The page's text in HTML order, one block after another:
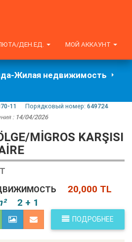
МОЙ АККАУНТ
ДЕН.ЕД.
Жилая недвижимость
11 Порядковый номер: 649724
: 14/04/2026
MİGROS KARŞISI
20,000 TL
2 + 1
ПОДРОБНЕЕ